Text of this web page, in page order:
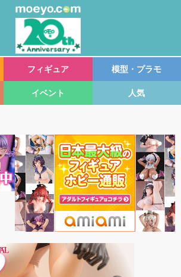
フィギュア 模型・プラモ
イベント 人気